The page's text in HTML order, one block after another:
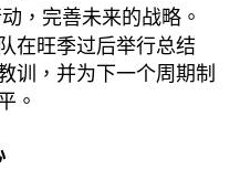
，完善未来的战略。
在旺季过后举行总结
训，并为下一个周期制
。